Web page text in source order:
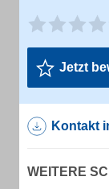
Jetzt
Kontakt
WEITERE